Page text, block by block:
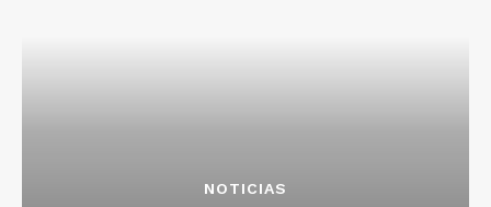
NOTICIAS